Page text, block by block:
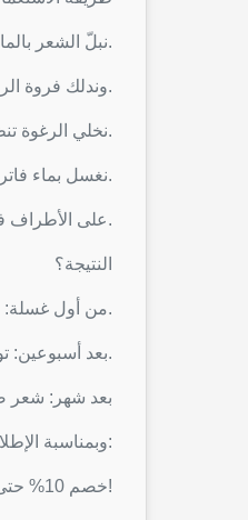
نبلّ الشعر بالماء الدافئ مليح.
نحط كمية صغيرة من Revive وندلك فروة الراس 1–2 دقيقة بحركات دائرية.
نخلي الرغوة تنظّف الأطراف من غير فرك قوي.
نغسل بماء فاتر.
لأفضل نتيجة: تنجم تعمل روتين متوازن وتستعمل قبلو زيت One Touch Revive على الأطراف فقط (نقطة–نقطتين برك).
النتيجة؟
من أول غسلة: شعر أخفّ… أنقى… بلا لمعة زيتية.
بعد أسبوعين: توازن واضح في الدهون + حجم أفضل.
بعد شهر: شعر
وبمناسبة الإطلاق:
خصم 10% حتى نهاية الكمية!